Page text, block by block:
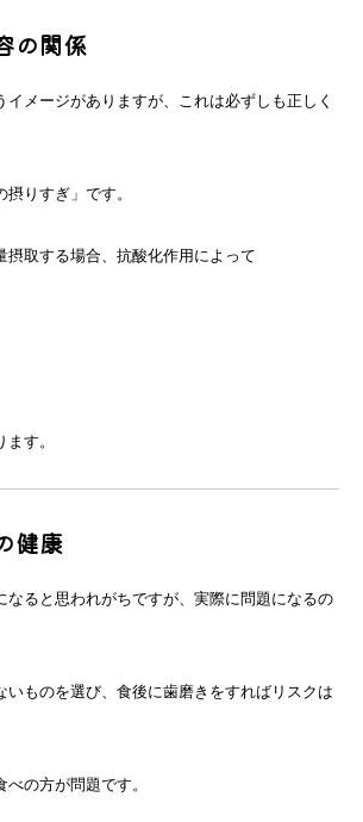
の関係
イメージがありますが、これは必ずしも正しく
りすぎ」です。
摂取する場合、抗酸化作用によって
す。
健康
なると思われがちですが、実際に問題になるの
いものを選び、食後に歯磨きをすればリスクは
の方が問題です。